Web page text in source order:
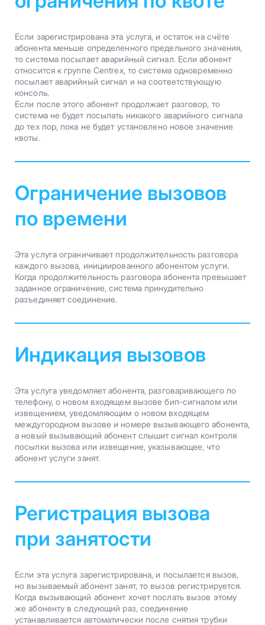
Если зарегистрирована эта услуга, и остаток на счёте
абонента меньше определенного предельного значения,
то система посылает аварийный сигнал. Если абонент
относится к группе Centrex, то система одновременно
посылает аварийный сигнал и на соответствующую
консоль.
Если после этого абонент продолжает разговор, то
система не будет посылать никакого аварийного сигнала
до тех пор, пока не будет установлено новое значение
квоты.
Ограничение вызовов
по времени
Эта услуга ограничивает продолжительность разговора
каждого вызова, инициированного абонентом услуги.
Когда продолжительность разговора абонента превышает
заданное ограничение, система принудительно
разъединяет соединение.
Индикация вызовов
Эта услуга уведомляет абонента, разговаривающего по
телефону, о новом входящем вызове бип-сигналом или
извещением, уведомляющим о новом входящем
междугородном вызове и номере вызывающего абонента,
а новый вызывающий абонент слышит сигнал контроля
посылки вызова или извещение, указывающее, что
абонент услуги занят.
Регистрация вызова
при занятости
Если эта услуга зарегистрирована, и посылается вызов,
но вызываемый абонент занят, то вызов регистрируется.
Когда вызывающий абонент хочет послать вызов этому
же абоненту в следующий раз, соединение
устанавливается автоматически после снятия трубки